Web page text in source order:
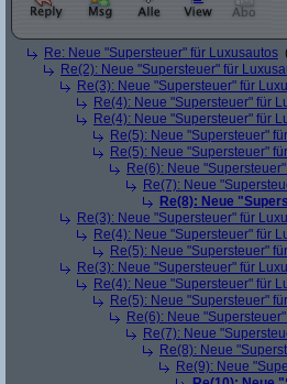
Re: Neue "Supersteuer" für Luxusautos
Re(2): Neue "Supersteuer" für
Re(3): Neue "Supersteuer" für
Re(4): Neue "Supersteuer" für
Re(4): Neue "Supersteuer" für
Re(5): Neue "Supersteuer"
Re(5): Neue "Supersteuer"
Re(6): Neue
Re(7): Neue
Re(8): Neue
Re(3): Neue "Supersteuer" für
Re(4): Neue "Supersteuer" für
Re(5): Neue "Supersteuer"
Re(3): Neue "Supersteuer" für
Re(4): Neue "Supersteuer" für
Re(5): Neue "Supersteuer"
Re(6): Neue
Re(7): Neue
Re(8): Neue
Re(9): Neue